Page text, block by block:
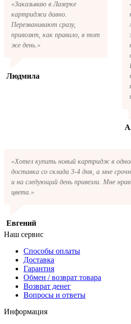
чтобы оформить доставку.
получили письмо с копией
пожалуйста, свяжитесь с
обратная связь, или
«Заказываю в Лазерке
картриджи давно.
Перезванивают сразу,
привозят, как правило, в тот
же день.»
Людмила
«Хотел купить новый картридж в
доставка со склада 3-4 дня, а мне
и на следующий день привезли. Мне
цвета.»
Евгений
Наш сервис
Способы оплаты
Доставка
Гарантия
Обмен / возврат товара
Возврат денег
Вопросы и ответы
Информация